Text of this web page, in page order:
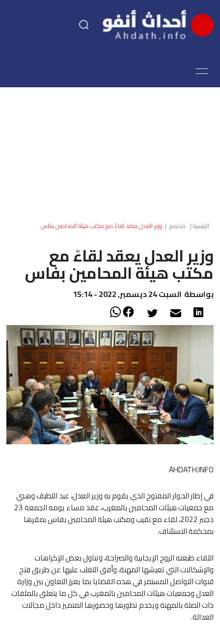
اقتصاد
العالم
أعمدة
الصحراء
الرئيسية| مجتمع | وزير العدل يعقد لقاءً مع مكتب هيئة المحامين بفاس
وزير العدل يعقد لقاءً مع
مكتب هيئة المحامين بفاس
بواسطة السبت 24 ديسمبر, 2022 - 15:14
AHDATH.INFO
في إطار الحوار المفتوح الذي يقوم به وزير العدل، عبد اللطيف وهبي
مع جمعيات هيئات المحامين بالمغرب، عقد مساء يومه الجمعة 23
دجنبر 2022، لقاء مع نقيب ومكتب هيئة المحامين بفاس بمقرها
بمحكمة الاستئناف.
اللقاء طبعته الروح الإيجابية والصراحة، وتناول بعض الإكراهات
والإشكالات التي تعيشها المهنة، وأفق التغلب عليها عن طريق فتح
قنوات التواصل المستمر في هذه القضايا بما يعزز التعاون بين وزارة
العدل وجمعيات هيئات المحامين بالمغرب في كل ما يتعلق بالملفات
ذات الصلة بالمهنة ويخدم تطورها وحضورها المتميز داخل مجالات
العدالة.